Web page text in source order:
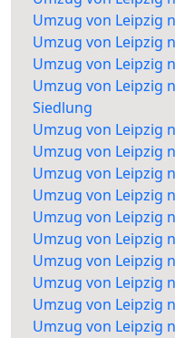
Umzug von Leipzig
Umzug von Leipzig
Umzug von Leipzig
Umzug von Leipzig
Siedlung
Umzug von Leipzig
Umzug von Leipzig
Umzug von Leipzig
Umzug von Leipzig
Umzug von Leipzig
Umzug von Leipzig
Umzug von Leipzig
Umzug von Leipzig
Umzug von Leipzig
Umzug von Leipzig